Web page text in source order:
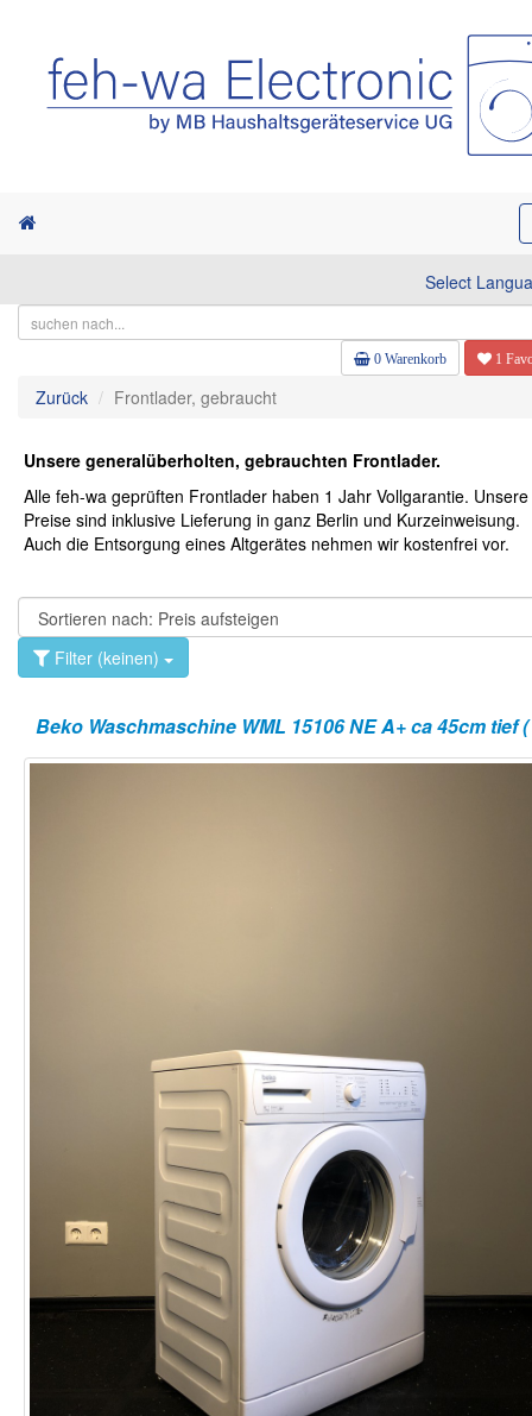
Select
0 Warenkorb 1
Zurück Frontlader, gebraucht
Unsere generalüberholten, gebrauchten Frontlader.
Alle feh-wa geprüften Frontlader haben 1 Jahr Vollgarantie. Unsere
Preise sind inklusive Lieferung in ganz Berlin und Kurzeinweisung.
Auch die Entsorgung eines Altgerätes nehmen wir kostenfrei vor.
Filter (keinen)